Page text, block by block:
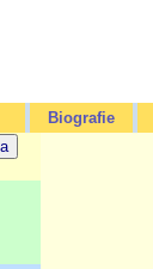
Biografie